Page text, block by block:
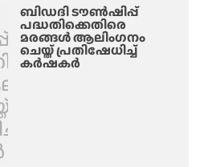
ബിഡദി ടൗൺഷിപ്പ്
പദ്ധതിക്കെതിരെ
മരങ്ങൾ ആലിം​ഗനം
ചെയ്ത് പ്രതിഷേധിച്ച്
കർഷകർ